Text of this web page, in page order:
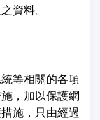
資料。
等相關的各項
，加以保護網
施，只由經過